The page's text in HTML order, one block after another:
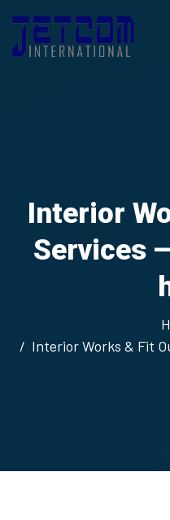
Interior
Services
Interior Works & Fit